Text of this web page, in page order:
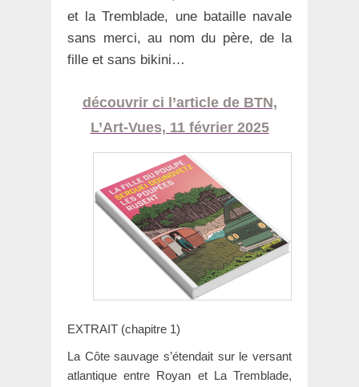
et la Tremblade, une bataille navale
sans merci, au nom du père, de la
fille et sans bikini…
découvrir ci l’article de BTN,
L’Art-Vues, 11 février 2025
EXTRAIT (chapitre 1)
La Côte sauvage s’étendait sur le versant
atlantique entre Royan et La Tremblade,